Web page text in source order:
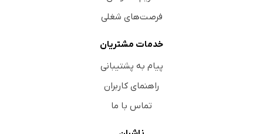
فرصت‌های شغلی
خدمات مشتریان
پیام به پشتیبانی
راهنمای کاربران
تماس با ما